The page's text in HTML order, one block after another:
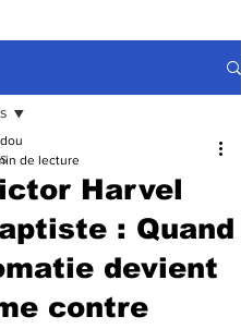
Harvel
: Quand
devient
contre
de lecture